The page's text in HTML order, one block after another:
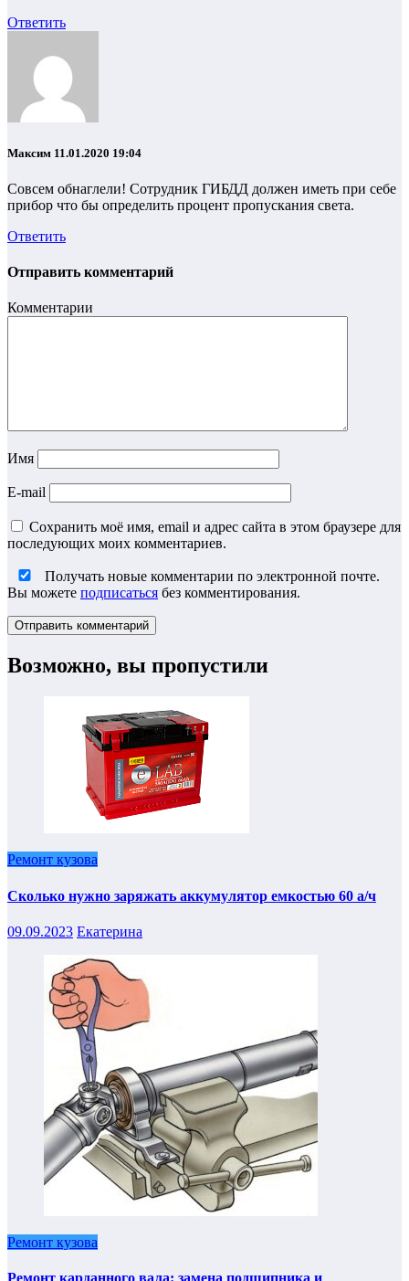
Ответить
Максим 11.01.2020 19:04
Совсем обнаглели! Сотрудник ГИБДД должен иметь при себе
прибор что бы определить процент пропускания света.
Ответить
Отправить комментарий
Комментарии
Имя
E-mail
Сохранить моё имя, email и адрес сайта в этом браузере для
последующих моих комментариев.
Получать новые комментарии по электронной почте.
Вы можете подписаться без комментирования.
Возможно, вы пропустили
Ремонт кузова
Сколько нужно заряжать аккумулятор емкостью 60 а/ч
09.09.2023 Екатерина
Ремонт кузова
Ремонт карданного вала: замена подшипника и